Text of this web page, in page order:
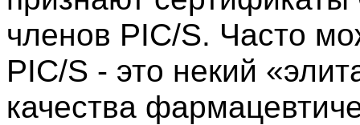
членов PIC/S. Часто
PIC/S - это некий
качества